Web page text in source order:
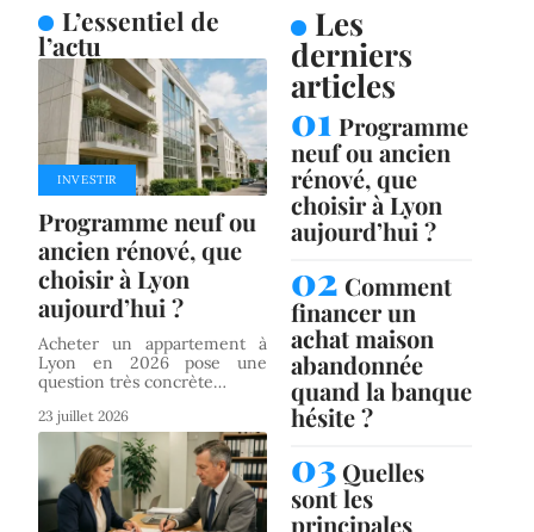
L’essentiel de
l’actu
INVESTIR
Programme neuf ou
ancien rénové, que
choisir à Lyon
aujourd’hui ?
Acheter un appartement à
Lyon en 2026 pose une
question très concrète…
23 juillet 2026
Les
derniers
articles
Programme
neuf ou ancien
rénové, que
choisir à Lyon
aujourd’hui ?
Comment
financer un
achat maison
abandonnée
quand la banque
hésite ?
Quelles
sont les
principales